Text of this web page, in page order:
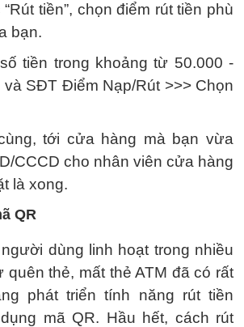
tiền”, chọn điểm rút tiền phù
bạn.
tiền trong khoảng từ 50.000 -
SĐT Điểm Nạp/Rút >>> Chọn
tới cửa hàng mà bạn vừa
CCCD cho nhân viên cửa hàng
là xong.
QR
dùng linh hoạt trong nhiều
thẻ, mất thẻ ATM đã có rất
phát triển tính năng rút tiền
mã QR. Hầu hết, cách rút